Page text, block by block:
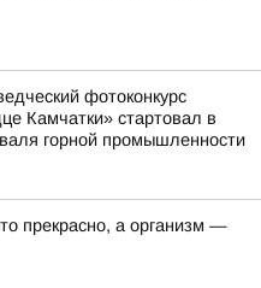
фотоконкурс
Камчатки» стартовал в
горной промышленности
прекрасно, а организм —